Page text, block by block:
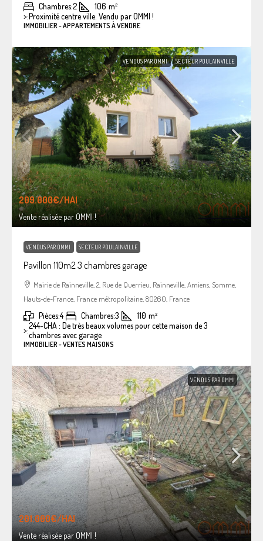
Chambres:2 106 m²
>:Proximité centre ville. Vendu par OMMI !
IMMOBILIER - APPARTEMENTS À VENDRE
VENDUS PAR OMMI SECTEUR POULAINVILLE
209.000€/HAI
Vente réalisée par OMMI !
VENDUS PAR OMMI SECTEUR POULAINVILLE
Pavillon 110m2 3 chambres garage
Mairie de Rainneville, 2, Rue de Querrieu, Rainneville, Amiens, Somme,
Hauts-de-France, France métropolitaine, 80260, France
Pièces:4 Chambres:3 110 m²
>:244-CHA : De très beaux volumes pour cette maison de 3
chambres avec garage
IMMOBILIER - VENTES MAISONS
VENDUS PAR OMMI
201.000€/HAI
Vente réalisée par OMMI !